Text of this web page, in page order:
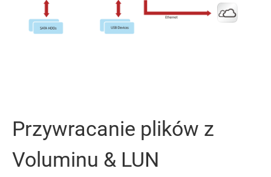
Przywracanie plików z
Voluminu & LUN